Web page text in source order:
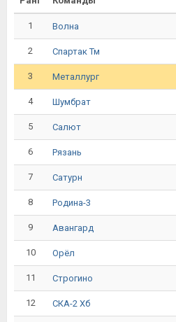
1 Волна
2 Спартак Тм
3 Металлург
4 Шумбрат
5 Салют
6 Рязань
7 Сатурн
8 Родина-3
9 Авангард
10 Орёл
11 Строгино
12 СКА-2 Хб